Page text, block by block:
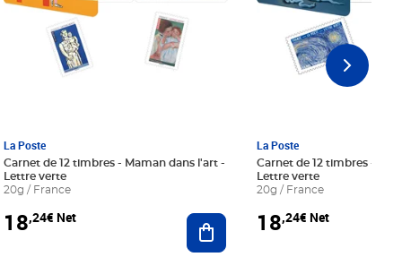
au panier
La Poste
Carnet de 12 timbres - Maman dans l'art -
Lettre verte
20g / France
18,24€ Net Ajouter au panier
La Poste
Carnet de 12 timbres - Le
Lettre verte
20g / France
18,24€ Net